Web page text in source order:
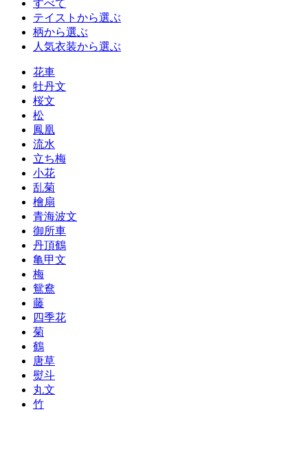
すべて
テイストから選ぶ
柄から選ぶ
人気衣装から選ぶ
花車
牡丹文
桜文
松
鳳凰
流水
立ち梅
小花
乱菊
檜扇
青海波文
御所車
丹頂鶴
亀甲文
梅
鴛鴦
藤
四季花
菊
鶴
唐草
熨斗
丸文
竹